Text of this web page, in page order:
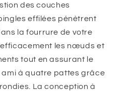
des couches
effilées pénètrent
la fourrure de votre
les nœuds et
tout en assurant le
à quatre pattes grâce
La conception à